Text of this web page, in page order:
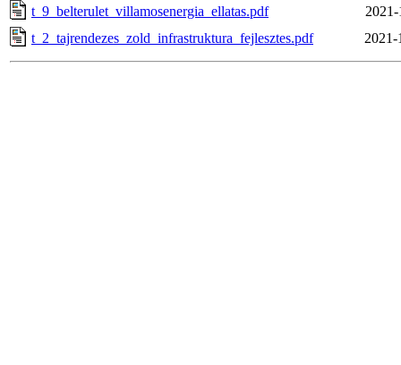
t_9_belterulet_villamosenergia_ellatas.pdf
t_2_tajrendezes_zold_infrastruktura_fejlesztes.pdf
2021-